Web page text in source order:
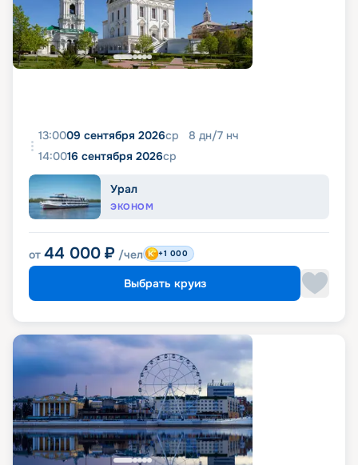
13:0009 сентября 2026ср 8 дн/7 нч
14:0016 сентября 2026ср
Урал
ЭКОНОМ
от 44 000 ₽ /чел +1 000
Выбрать круиз